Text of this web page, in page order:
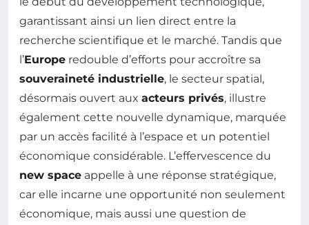
garantissant ainsi un lien direct entre la
recherche scientifique et le marché. Tandis que
l’Europe redouble d’efforts pour accroître sa
souveraineté industrielle, le secteur spatial,
désormais ouvert aux acteurs privés, illustre
également cette nouvelle dynamique, marquée
par un accès facilité à l’espace et un potentiel
économique considérable. L’effervescence du
new space appelle à une réponse stratégique,
car elle incarne une opportunité non seulement
économique, mais aussi une question de